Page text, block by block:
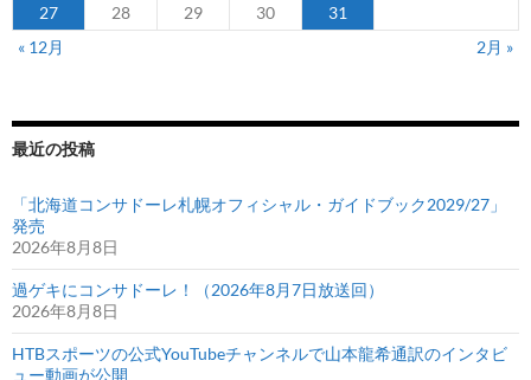
27
28 29 30
31
« 12月
2月 »
最近の投稿
「北海道コンサドーレ札幌オフィシャル・ガイドブック2029/27」
発売
2026年8月8日
過ゲキにコンサドーレ！（2026年8月7日放送回）
2026年8月8日
HTBスポーツの公式YouTubeチャンネルで山本龍希通訳のインタビ
ュー動画が公開